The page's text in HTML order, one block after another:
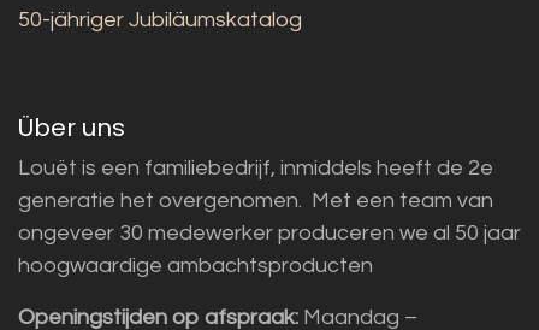
50-jähriger Jubiläumskatalog
Über uns
Louët is een familiebedrijf, inmiddels heeft de 2e
generatie het overgenomen. Met een team van
ongeveer 30 medewerker produceren we al 50 jaar
hoogwaardige ambachtsproducten
Openingstijden op afspraak: Maandag –